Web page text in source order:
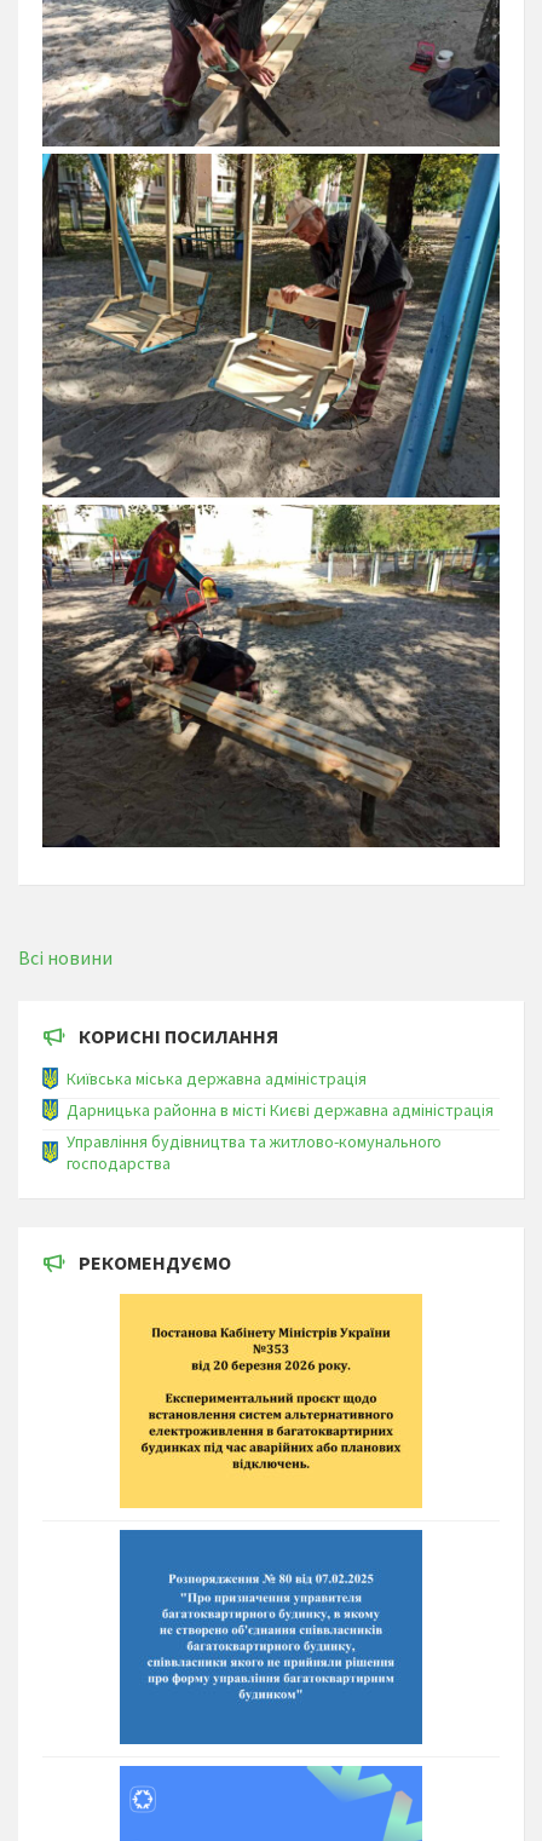
Всі новини
КОРИСНІ ПОСИЛАННЯ
Київська міська державна адміністрація
Дарницька районна в місті Києві державна адміністрація
Управління будівництва та житлово-комунального
господарства
РЕКОМЕНДУЄМО